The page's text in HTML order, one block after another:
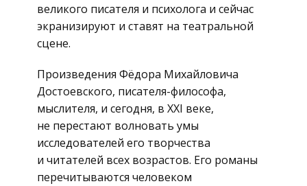
великого писателя и психолога и сейчас
экранизируют и ставят на театральной
сцене.
Произведения Фёдора Михайловича
Достоевского, писателя-философа,
мыслителя, и сегодня, в XXI веке,
не перестают волновать умы
исследователей его творчества
и читателей всех возрастов. Его романы
перечитываются человеком